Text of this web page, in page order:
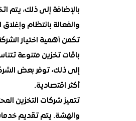
بالإضافة إلى ذلك، يتم
والفعالة بانتظام
تكمن أهمية اختيار
باقات تخزين متنوعة
إلى ذلك، توفر بعض
أكثر اقتصادية.
تتميز شركات التخزين
والهشة. يتم تقديم